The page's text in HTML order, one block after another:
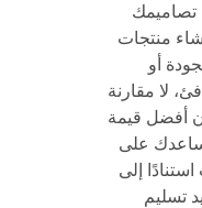
تصاميمك
منتجات
أو
لا مقارنة
أفضل قيمة
على
إلى
تسليم